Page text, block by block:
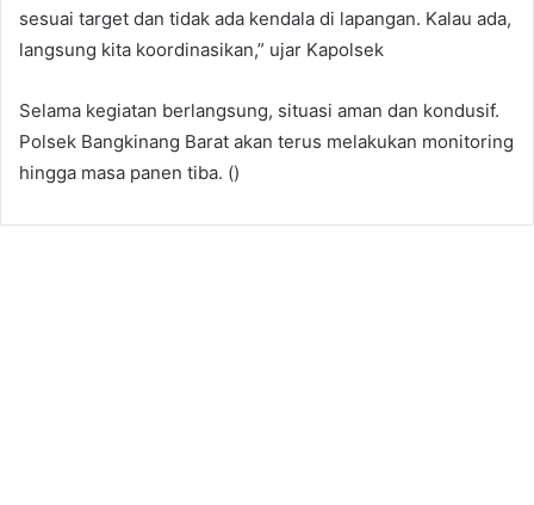
sesuai target dan tidak ada kendala di lapangan. Kalau ada,
langsung kita koordinasikan,” ujar Kapolsek
Selama kegiatan berlangsung, situasi aman dan kondusif.
Polsek Bangkinang Barat akan terus melakukan monitoring
hingga masa panen tiba. ()